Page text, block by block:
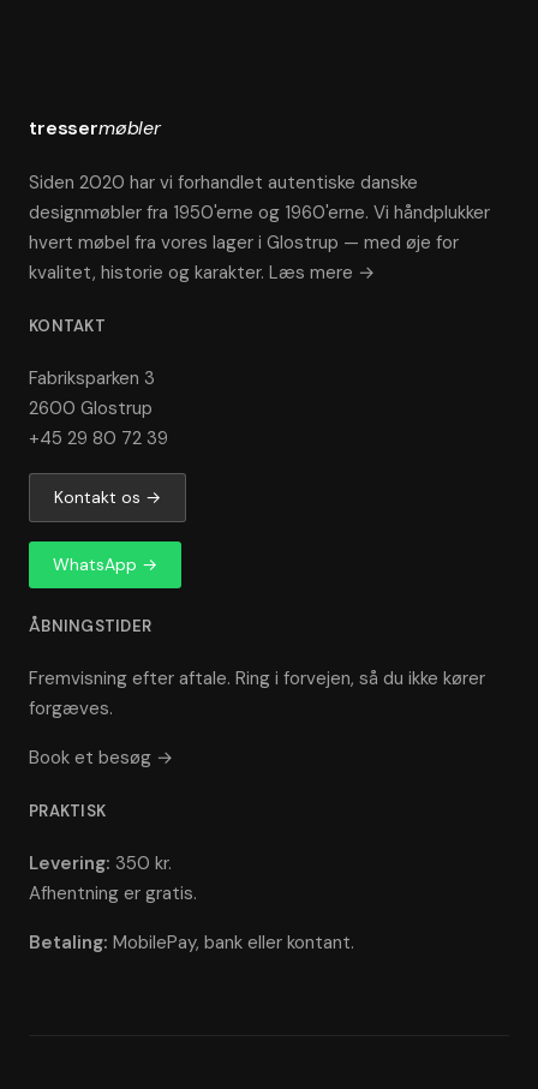
tressermøbler
Siden 2020 har vi forhandlet autentiske danske
designmøbler fra 1950'erne og 1960'erne. Vi håndplukker
hvert møbel fra vores lager i Glostrup — med øje for
kvalitet, historie og karakter. Læs mere →
KONTAKT
Fabriksparken 3
2600 Glostrup
+45 29 80 72 39
Kontakt os →
WhatsApp →
ÅBNINGSTIDER
Fremvisning efter aftale. Ring i forvejen, så du ikke kører
forgæves.
Book et besøg →
PRAKTISK
Levering: 350 kr.
Afhentning er gratis.
Betaling: MobilePay, bank eller kontant.